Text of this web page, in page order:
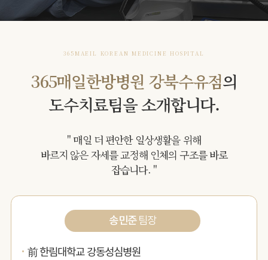
365MAEIL KOREAN MEDICINE HOSPITAL
365매일한방병원 강북수유점의
도수치료팀을 소개합니다.
" 매일 더 편안한 일상생활을 위해
바르지 않은 자세를 교정해 인체의 구조를 바로
잡습니다. "
송민준 팀장
前 한림대학교 강동성심병원